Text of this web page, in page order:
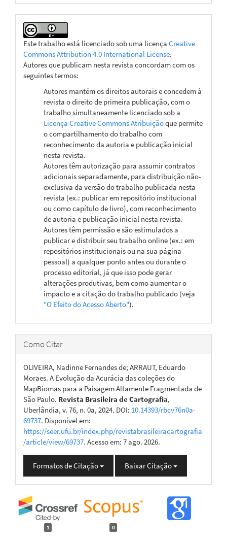
Este trabalho está licenciado sob uma licença Creative
Commons Attribution 4.0 International License.
Autores que publicam nesta revista concordam com os
seguintes termos:
Autores mantém os direitos autorais e concedem à
revista o direito de primeira publicação, com o
trabalho simultaneamente licenciado sob a
Licença Creative Commons Atribuiçãoque permite
o compartilhamento do trabalho com
reconhecimento da autoria e publicação inicial
nesta revista.
Autores têm autorização para assumir contratos
adicionais separadamente, para distribuição não-
exclusiva da versão do trabalho publicada nesta
revista (ex.: publicar em repositório institucional
ou como capítulo de livro), com reconhecimento
de autoria e publicação inicial nesta revista.
Autores têm permissão e são estimulados a
publicar e distribuir seu trabalho online (ex.: em
repositórios institucionais ou na sua página
pessoal) a qualquer ponto antes ou durante o
processo editorial, já que isso pode gerar
alterações produtivas, bem como aumentar o
impacto e a citação do trabalho publicado (veja
"O Efeito do Acesso Aberto").
Como Citar
OLIVEIRA, Nadinne Fernandes de; ARRAUT, Eduardo
Moraes. A Evolução da Acurácia das coleções do
MapBiomas para a Paisagem Altamente Fragmentada de
São Paulo. Revista Brasileira de Cartografia,
Uberlândia, v. 76, n. 0a, 2024. DOI: 10.14393/rbcv76n0a-
69737. Disponível em:
https://seer.ufu.br/index.php/revistabrasileiracartografia
/article/view/69737. Acesso em: 7 ago. 2026.
Formatos de Citação Baixar Citação
1 0